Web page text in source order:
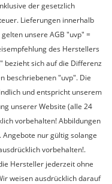
der gesetzlich
Lieferungen innerhalb
unsere AGB "uvp" =
des Herstellers
bezieht sich auf die Differenz
beschriebenen "uvp". Die
und entspricht unserem
unserer Website (alle 24
vorbehalten! Abbildungen
nur gültig solange
vorbehalten!.
Hersteller jederzeit ohne
weisen ausdrücklich darauf